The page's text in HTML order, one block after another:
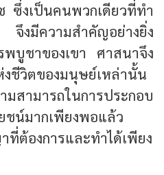
งเป็นคนพวกเดียวที่ทำ
งมีความสำคัญอย่างยิ่ง
บูชาของเขา ศาสนาจึง
ชีวิตของมนุษย์เหล่านั้น
มารถในการประกอบ
ชน์มากเพียงพอแล้ว
ต้องการและทำได้เพียง